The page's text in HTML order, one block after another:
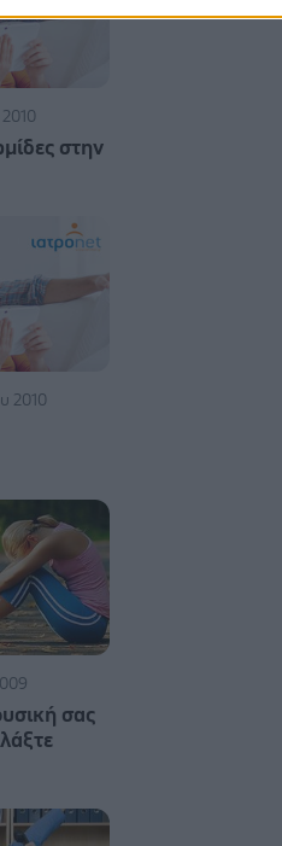
στην
2010
σας